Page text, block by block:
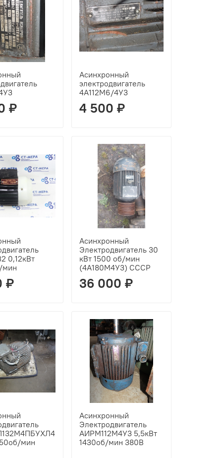
₽
Асинхронный
электродвигатель
4А112М6/4У3
4 500 ₽
0,12кВт
мин
₽
Асинхронный
Электродвигатель 30
кВт 1500 об/мин
(4А180М4У3) СССР
36 000 ₽
мин
Асинхронный
Электродвигатель
АИРМ112М4У3 5,5кВт
1430об/мин 380В